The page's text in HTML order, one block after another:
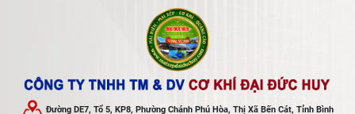
Đường DE7, Tổ 5, KP8, Phường Chánh Phú Hòa, Thị Xã Bến Cát, Tỉnh Bình